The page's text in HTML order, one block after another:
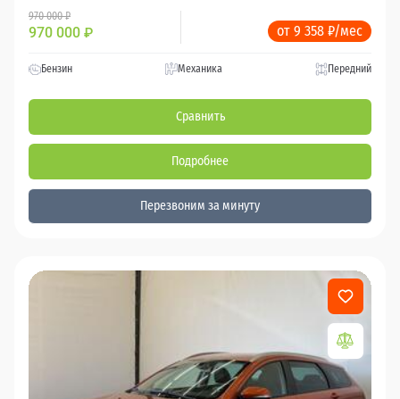
970 000 ₽
970 000 ₽ от 9 358 ₽/мес
Бензин Механика Передний
Сравнить
Подробнее
Перезвоним за минуту